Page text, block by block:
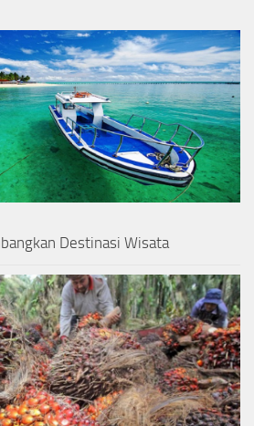
Destinasi Wisata